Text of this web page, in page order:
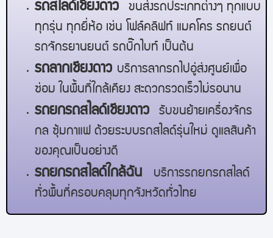
รถสไลด์ เชียงดาว
ขนส่งรถประเภทต่างๆ ทุกแบบ
ทุกรุ่น ทุกยี่ห้อ เช่น โฟล์คลิฟท์ แมคโคร รถยนต์
รถจักรยานยนต์ รถบิ๊กไบท์ เป็นต้น
รถลาก เชียงดาว บริการลากรถไปอู่ส่งศูนย์เพื่อ
ซ่อม ในพื้นที่ใกล้เคียง สะดวกรวดเร็วไม่รอนาน
รถยกรถสไลด์ เชียงดาว
รับขนย้ายเครื่องจักร
กล ซุ้มกาแฟ ด้วยระบบรถสไลด์รุ่นใหม่ ดูแลสินค้า
ของคุณเป็นอย่างดี
รถยกรถสไลด์ใกล้ฉัน
บริการรถยกรถสไลด์
ทั่วพื้นที่ครอบคลุมทุกจังหวัดทั่วไทย